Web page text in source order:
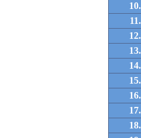
10.
11.
12.
13.
14.
15.
16.
17.
18.